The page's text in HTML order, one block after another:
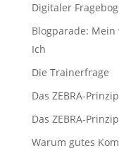
Digitaler
Blogparade:
Ich
Die Trainerfrage
Das ZEBRA-
Das ZEBRA-
Warum gutes